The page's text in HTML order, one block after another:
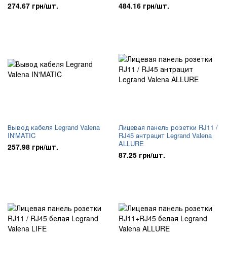
274.67 грн/шт. 484.16 грн/шт.
Вывод кабеля Legrand Valena
IN'MATIC
257.98 грн/шт.
Лицевая панель розетки RJ11 /
RJ45 антрацит Legrand Valena
ALLURE
87.25 грн/шт.